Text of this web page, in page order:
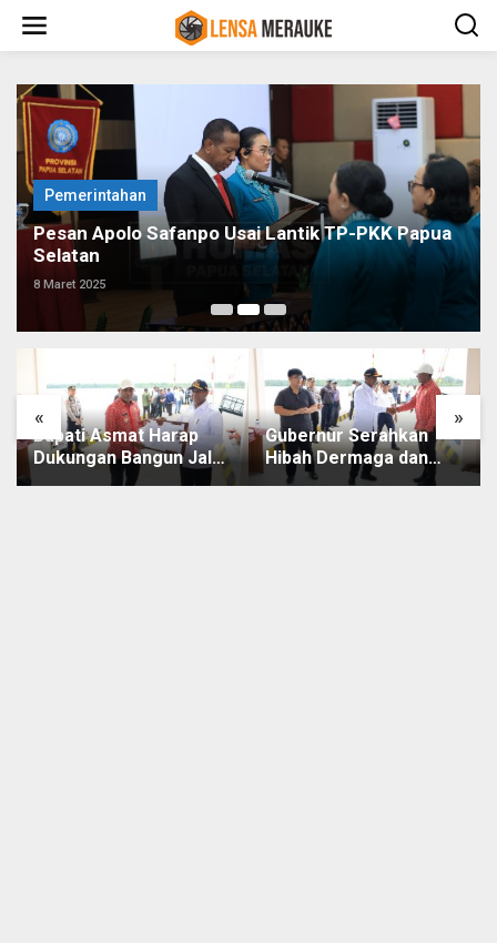
w
Pemerintahan
Pesan Apolo Safanpo Usai Lantik TP-PKK Papua
Selatan
8 Maret 2025
« »
Bupati Asmat Harap
Dukungan Bangun Jalan
Jembatan Agats-Ewer
Gubernur Serahkan
Hibah Dermaga dan
Terminal